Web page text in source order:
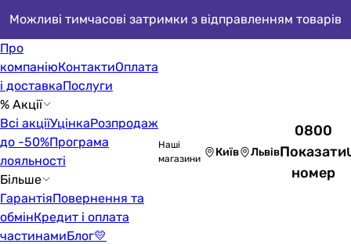
Можливі тимчасові затримки з відправленням товарів
Про
компаніюКонтактиОплата
і доставкаПослуги
% Акції
Всі акціїУцінкаРозпродаж
до -50%Програма
лояльності
Більше
ГарантіяПовернення та
обмінКредит і оплата
частинамиБлог💛
Наші
магазини
Київ Львів
0800
Показати
номер